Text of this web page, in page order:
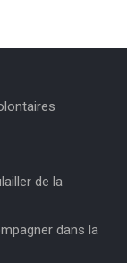
de la
dans la